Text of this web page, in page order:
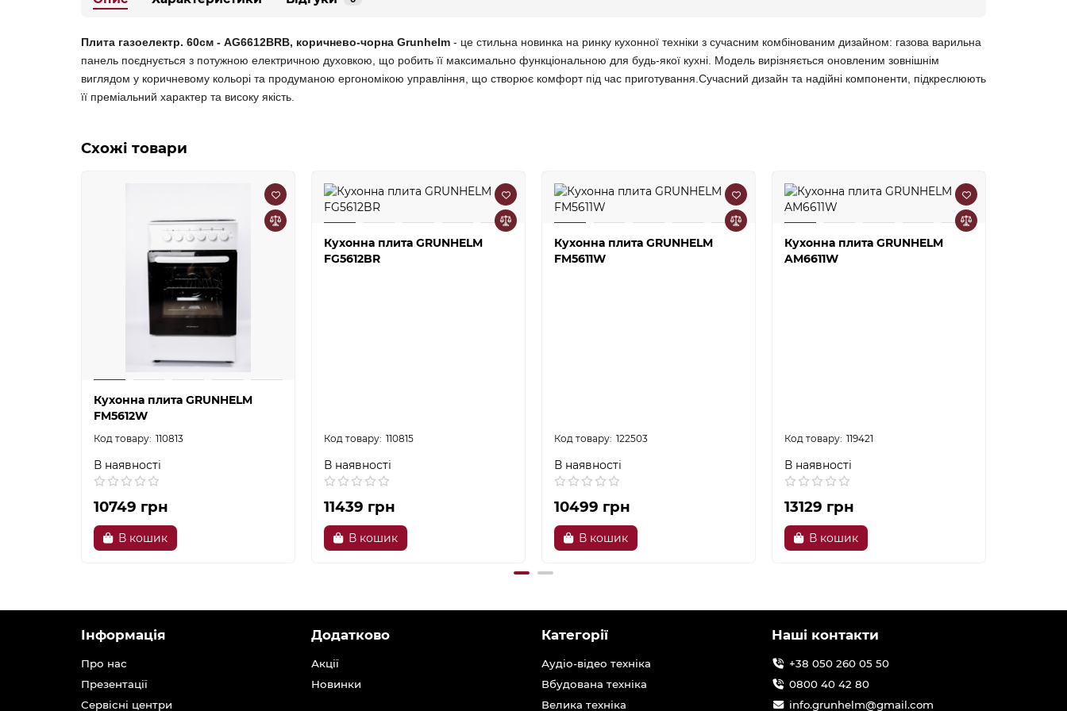
Плита газоелектр. 60см - АG6612BRB, коричнево-чорна Grunhelm - це стильна новинка на ринку кухонної техніки з сучасним комбінованим дизайном: газова варильна
панель поєднується з потужною електричною духовкою, що робить її максимально функціональною для будь-якої кухні. Модель вирізняється оновленим зовнішнім
виглядом у коричневому кольорі та продуманою ергономікою управління, що створює комфорт під час приготування.Сучасний дизайн та надійні компоненти, підкреслюють
її преміальний характер та високу якість.
Схожі товари
Кухонна плита GRUNHELM
FM5612W
110813
В наявності
10749 грн
В кошик
Кухонна плита GRUNHELM
FG5612BR
110815
В наявності
11439 грн
В кошик
Кухонна плита GRUNHELM
FM5611W
122503
В наявності
10499 грн
В кошик
Кухонна плита GRUNHELM
AM6611W
119421
В наявності
13129 грн
В кошик
Інформація
Про нас
Презентації
Сервісні центри
Додатково
Акції
Новинки
Категорії
Аудіо-відео техніка
Вбудована техніка
Велика техніка
Наші контакти
+38 050 260 05 50
0800 40 42 80
info.grunhelm@gmail.com